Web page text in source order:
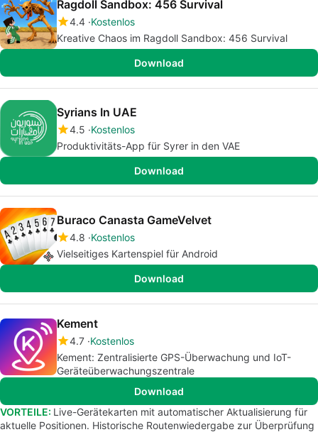
Ragdoll Sandbox: 456 Survival
4.4 Kostenlos
Kreative Chaos im Ragdoll Sandbox: 456 Survival
Download
Syrians In UAE
4.5 Kostenlos
Produktivitäts-App für Syrer in den VAE
Download
Buraco Canasta GameVelvet
4.8 Kostenlos
Vielseitiges Kartenspiel für Android
Download
Kement
4.7 Kostenlos
Kement: Zentralisierte GPS-Überwachung und IoT-
Geräteüberwachungszentrale
Download
VORTEILE: Live-Gerätekarten mit automatischer Aktualisierung für
aktuelle Positionen. Historische Routenwiedergabe zur Überprüfung